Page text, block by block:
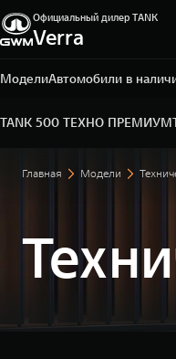
Официальный дилер TANK
Verra
МоделиАвтомобили в
Уфа, пр-кт Салавата
+7 (347) 215-06-84
TANK 500 ТЕХНО ПРЕМИУМ
Главная Модели